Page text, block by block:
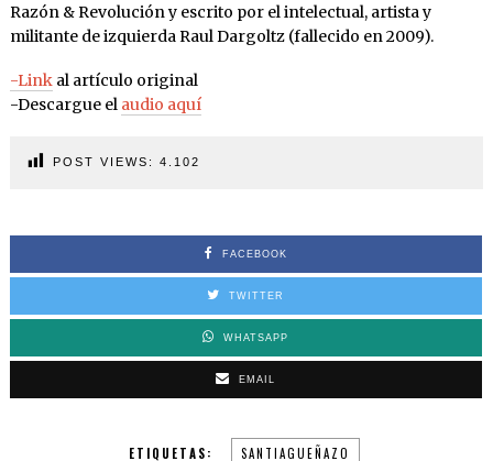
Razón & Revolución y escrito por el intelectual, artista y
militante de izquierda Raul Dargoltz (fallecido en 2009).
-Linkal artículo original
-Descargue el audio aquí
POST VIEWS: 4.102
FACEBOOK
TWITTER
WHATSAPP
EMAIL
ETIQUETAS: SANTIAGUEÑAZO